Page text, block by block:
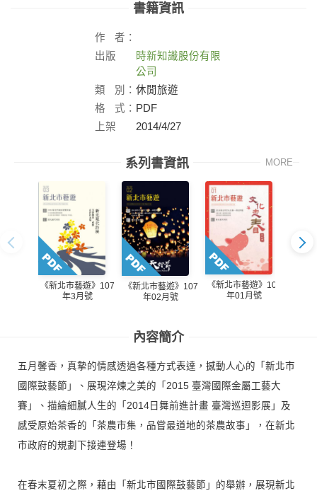
書籍資訊
作
者：
出版
時新知識股份有限
公司
類
別： 休閒旅遊
格
式： PDF
上架
2014/4/27
系列書資訊 MORE
《新北市藝遊》107
年3月號
《新北市藝遊》107
年02月號
《新北市藝遊》107
年01月號
內容簡介
五月馨香，真摯的情感透過各種方式表達，撼動人心的「新北市
國際鼓藝節」、展現淬煉之美的「2015 臺灣國際金屬工藝大
賽」、描繪細膩人生的「2014日舞前進計畫 臺灣巡迴影展」及
感受原始茶香的「茶農市集，品嘗最道地的茶農故事」，在新北
市政府的規劃下接連登場！
在春末夏初之際，藉由「新北市國際鼓藝節」的舉辦，展現新北